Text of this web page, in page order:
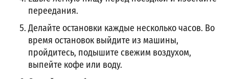
переедания.
Делайте остановки каждые несколько часов. Во
время остановок выйдите из машины,
пройдитесь, подышите свежим воздухом,
выпейте кофе или воду.